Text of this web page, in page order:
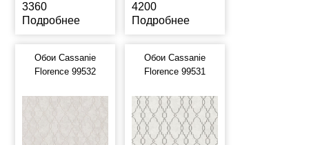
3360
Подробнее
4200
Подробнее
Обои Cassanie
Florence 99532
Обои Cassanie
Florence 99531